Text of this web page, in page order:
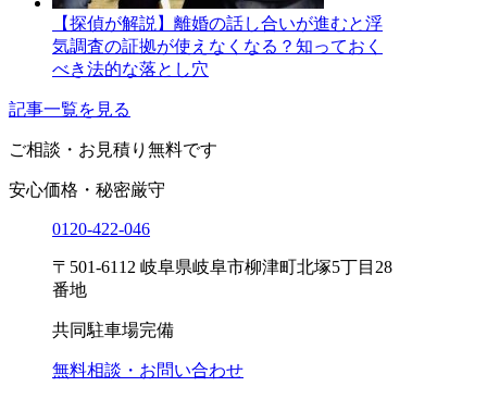
【探偵が解説】離婚の話し合いが進むと浮
気調査の証拠が使えなくなる？知っておく
べき法的な落とし穴
記事一覧を見る
ご相談・お見積り 無料です
安心価格・秘密厳守
0120-422-046
〒501-6112 岐阜県岐阜市柳津町北塚5丁目28
番地
共同駐車場完備
無料相談・お問い合わせ